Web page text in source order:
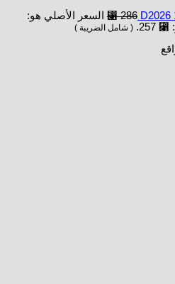
⃁286
السعر الأصلي هو:
( شامل الضريبة )